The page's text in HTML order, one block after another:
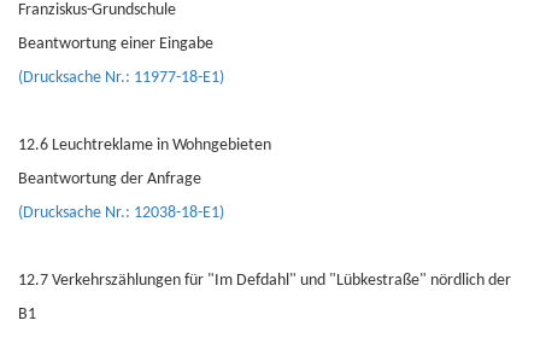
Franziskus-Grundschule
Beantwortung einer Eingabe
(Drucksache Nr.: 11977-18-E1)
12.6 Leuchtreklame in Wohngebieten
Beantwortung der Anfrage
(Drucksache Nr.: 12038-18-E1)
12.7 Verkehrszählungen für "Im Defdahl" und "Lübkestraße" nördlich der
B1